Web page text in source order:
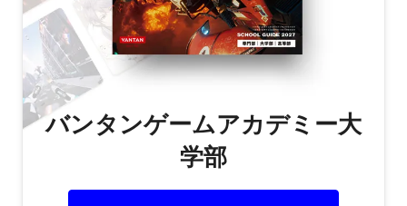
バンタンゲームアカデミー大
学部